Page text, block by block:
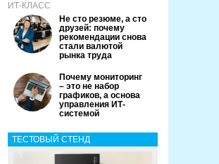
ИТ-КЛАСС
Не сто резюме, а сто
друзей: почему
рекомендации снова
стали валютой
рынка труда
Почему мониторинг
– это не набор
графиков, а основа
управления ИТ-
системой
ТЕСТОВЫЙ СТЕНД